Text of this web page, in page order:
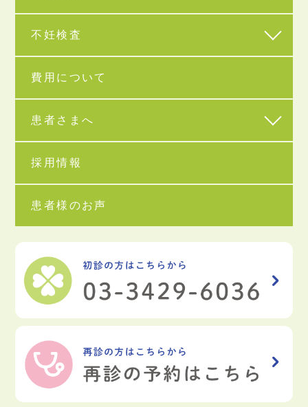
不妊検査
費用について
患者さまへ
採用情報
患者様のお声